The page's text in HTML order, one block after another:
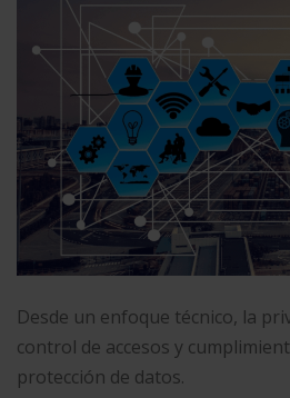
Desde un enfoque técnico, la
control de accesos y
protección de datos.